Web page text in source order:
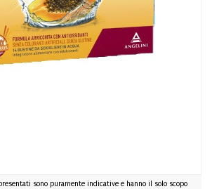
sono puramente indicative e hanno il solo scopo